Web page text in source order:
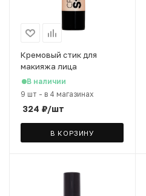
Кремовый стик для
макияжа лица
LavelleCollection "Blush"
т.04 персиковый
В наличии
9 шт - в 4 магазинах
324 ₽/шт
В КОРЗИНУ